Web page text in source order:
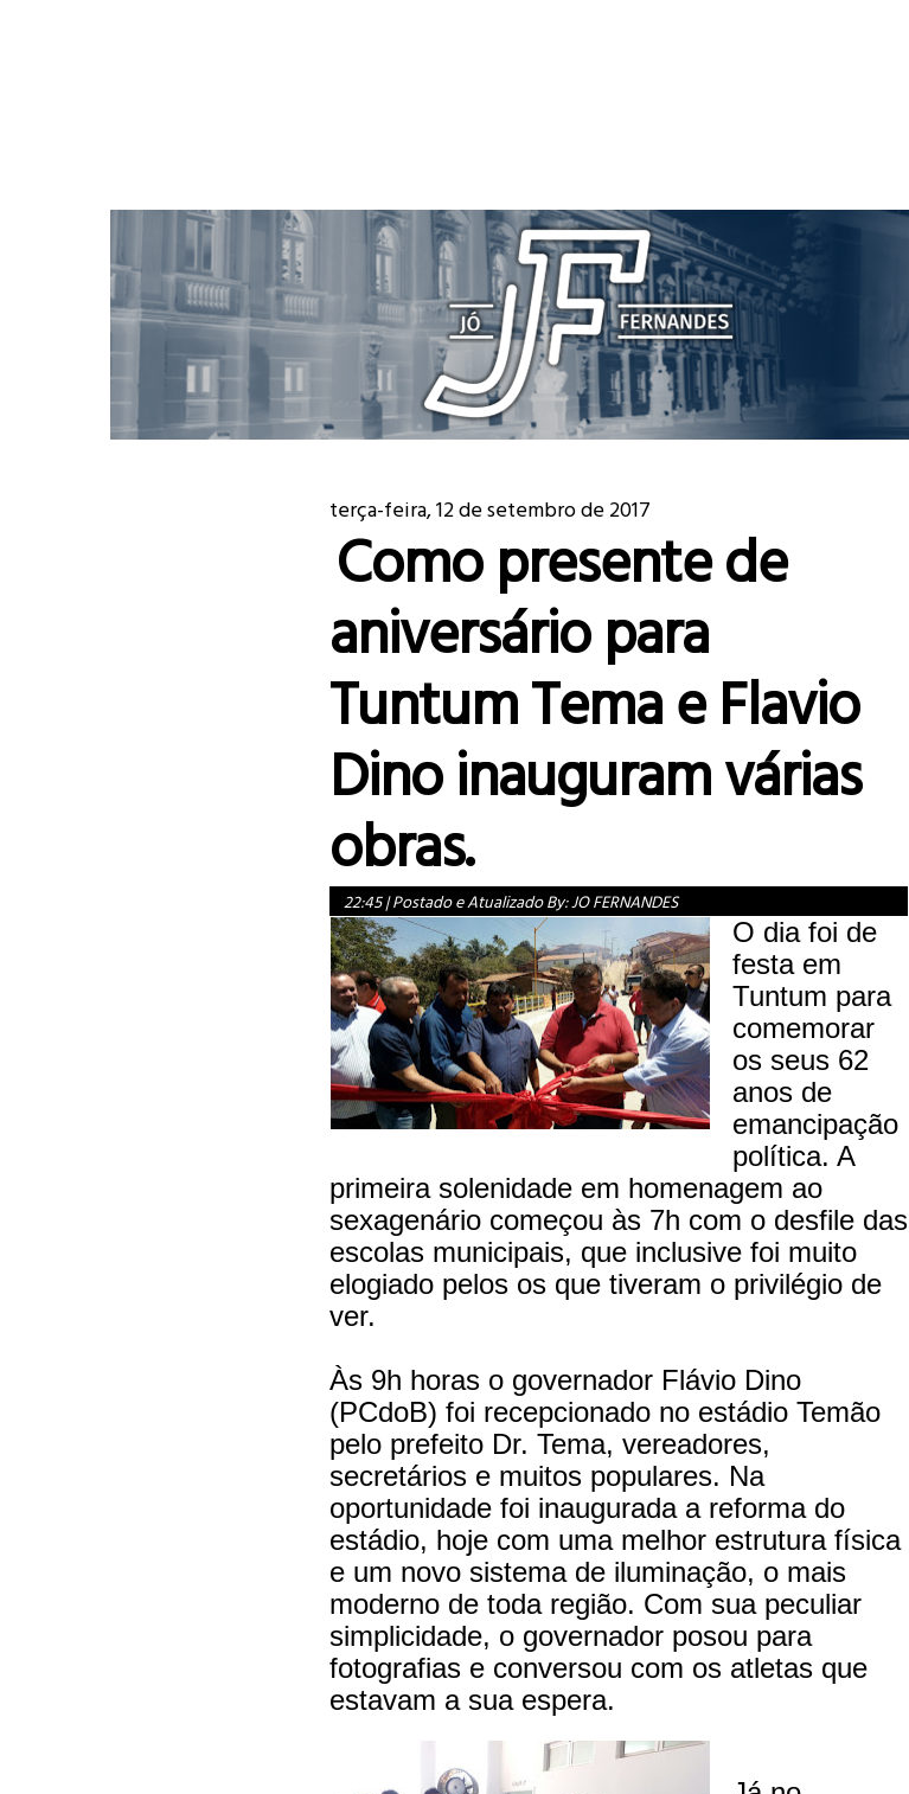
terça-feira, 12 de setembro de 2017
Como presente de
aniversário para
Tuntum Tema e Flavio
Dino inauguram várias
obras.
22:45|Postado e Atualizado By:JO FERNANDES
O dia foi de
festa em
Tuntum para
comemorar
os seus 62
anos de
emancipação
política. A
primeira solenidade em homenagem ao
sexagenário começou às 7h com o desfile das
escolas municipais, que inclusive foi muito
elogiado pelos os que tiveram o privilégio de
ver.
Às 9h horas o governador Flávio Dino
(PCdoB) foi recepcionado no estádio Temão
pelo prefeito Dr. Tema, vereadores,
secretários e muitos populares. Na
oportunidade foi inaugurada a reforma do
estádio, hoje com uma melhor estrutura física
e um novo sistema de iluminação, o mais
moderno de toda região. Com sua peculiar
simplicidade, o governador posou para
fotografias e conversou com os atletas que
estavam a sua espera.